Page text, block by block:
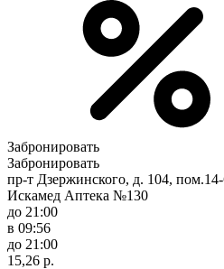
Забронировать
Забронировать
пр-т Дзержинского, д. 104,
Искамед Аптека №130
до 21:00
в 09:56
до 21:00
15,26 р.